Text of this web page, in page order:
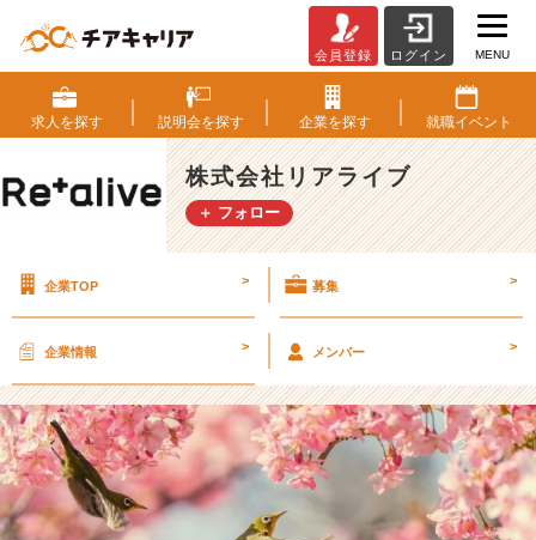
み」
っ
て
な
ん
で
【株
社
リ
イ
ブ
会員登録 ログイン MENU
求人を探す 説明会を探す 企業を探す 就職イベント
株式会社リアライブ
＋ フォロー
企業TOP > 募集 >
企業情報 > メンバー >